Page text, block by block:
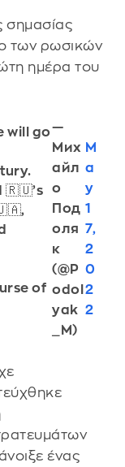
σημασίας
των ρωσικών
ημέρα του
will go
🇷🇺’s
of
—
Мих
айл
о
Под
оля
к
(@P
odol
yak
_M)
M
a
y
1
7,
2
0
2
2
ένας